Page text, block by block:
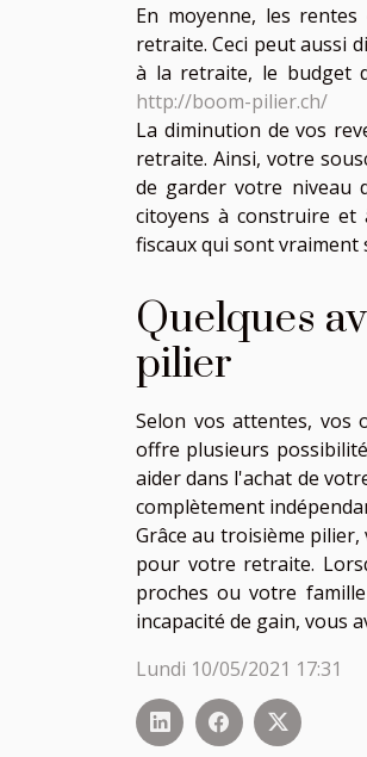
En moyenne, les
retraite. Ceci peut aussi
à la retraite, le budget
http://boom-pilier.ch/
La diminution de vos
retraite. Ainsi, votre
de garder votre niveau
citoyens à construire et
fiscaux qui sont vraiment
Quelques
pilier
Selon vos attentes, vos
offre plusieurs
aider dans l'achat de
complètement
Grâce au troisième
pour votre retraite.
proches ou votre
incapacité de gain, vous
Lundi 10/05/2021 17:31